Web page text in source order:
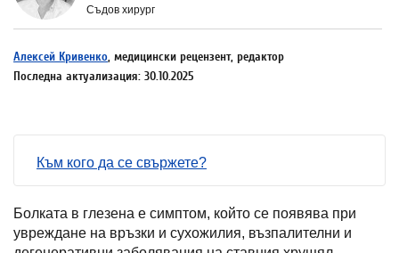
Съдов хирург
Алексей Кривенко, медицински рецензент, редактор
Последна актуализация: 30.10.2025
Към кого да се свържете?
Болката в глезена е симптом, който се появява при
увреждане на връзки и сухожилия, възпалителни и